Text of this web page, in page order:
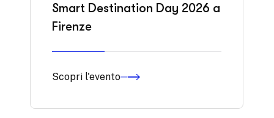
Smart Destination Day 2026 a
Firenze
Scopri l'evento